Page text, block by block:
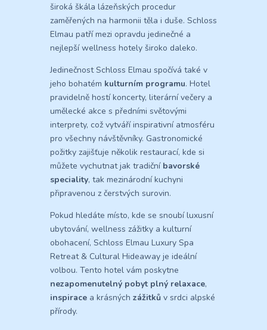
široká škála lázeňských procedur
zaměřených na harmonii těla i duše. Schloss
Elmau patří mezi opravdu jedinečné a
nejlepší wellness hotely široko daleko.
Jedinečnost Schloss Elmau spočívá také v
jeho bohatém kulturním programu. Hotel
pravidelně hostí koncerty, literární večery a
umělecké akce s předními světovými
interprety, což vytváří inspirativní atmosféru
pro všechny návštěvníky. Gastronomické
požitky zajišťuje několik restaurací, kde si
můžete vychutnat jak tradiční bavorské
speciality, tak mezinárodní kuchyni
připravenou z čerstvých surovin.
Pokud hledáte místo, kde se snoubí luxusní
ubytování, wellness zážitky a kulturní
obohacení, Schloss Elmau Luxury Spa
Retreat & Cultural Hideaway je ideální
volbou. Tento hotel vám poskytne
nezapomenutelný pobyt plný relaxace,
inspirace a krásných zážitků v srdci alpské
přírody.